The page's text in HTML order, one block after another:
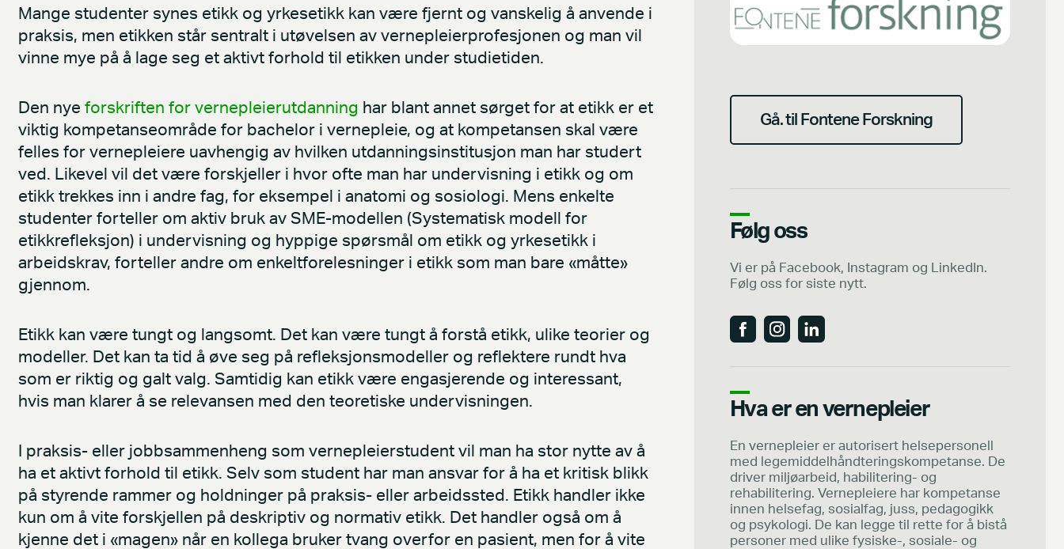
Mange studenter synes etikk og yrkesetikk kan være fjernt og vanskelig å anvende i
praksis, men etikken står sentralt i utøvelsen av vernepleierprofesjonen og man vil
vinne mye på å lage seg et aktivt forhold til etikken under studietiden.
Den nye forskriften for vernepleierutdanning har blant annet sørget for at etikk er et
viktig kompetanseområde for bachelor i vernepleie, og at kompetansen skal være
felles for vernepleiere uavhengig av hvilken utdanningsinstitusjon man har studert
ved. Likevel vil det være forskjeller i hvor ofte man har undervisning i etikk og om
etikk trekkes inn i andre fag, for eksempel i anatomi og sosiologi. Mens enkelte
studenter forteller om aktiv bruk av SME-modellen (Systematisk modell for
etikkrefleksjon) i undervisning og hyppige spørsmål om etikk og yrkesetikk i
arbeidskrav, forteller andre om enkeltforelesninger i etikk som man bare «måtte»
gjennom.
Etikk kan være tungt og langsomt. Det kan være tungt å forstå etikk, ulike teorier og
modeller. Det kan ta tid å øve seg på refleksjonsmodeller og reflektere rundt hva
som er riktig og galt valg. Samtidig kan etikk være engasjerende og interessant,
hvis man klarer å se relevansen med den teoretiske undervisningen.
I praksis- eller jobbsammenheng som vernepleierstudent vil man ha stor nytte av å
ha et aktivt forhold til etikk. Selv som student har man ansvar for å ha et kritisk blikk
på styrende rammer og holdninger på praksis- eller arbeidssted. Etikk handler ikke
kun om å vite forskjellen på deskriptiv og normativ etikk. Det handler også om å
kjenne det i «magen» når en kollega bruker tvang overfor en pasient, men for å vite
Gå. til Fontene Forskning
Følg oss
Vi er på Facebook, Instagram og LinkedIn.
Følg oss for siste nytt.
Hva er en vernepleier
En vernepleier er autorisert helsepersonell
med legemiddelhåndteringskompetanse. De
driver miljøarbeid, habilitering- og
rehabilitering. Vernepleiere har kompetanse
innen helsefag, sosialfag, juss, pedagogikk
og psykologi. De kan legge til rette for å bistå
personer med ulike fysiske-, sosiale- og